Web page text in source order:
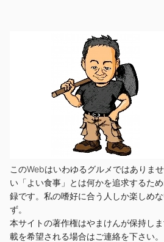
このWebはいわゆるグルメではありま
い「よい食事」とは何かを追求するた
録です。私の嗜好に合う人しか楽しめ
ず。
本サイトの著作権はやまけんが保持し
載を希望される場合はご連絡を下さい。